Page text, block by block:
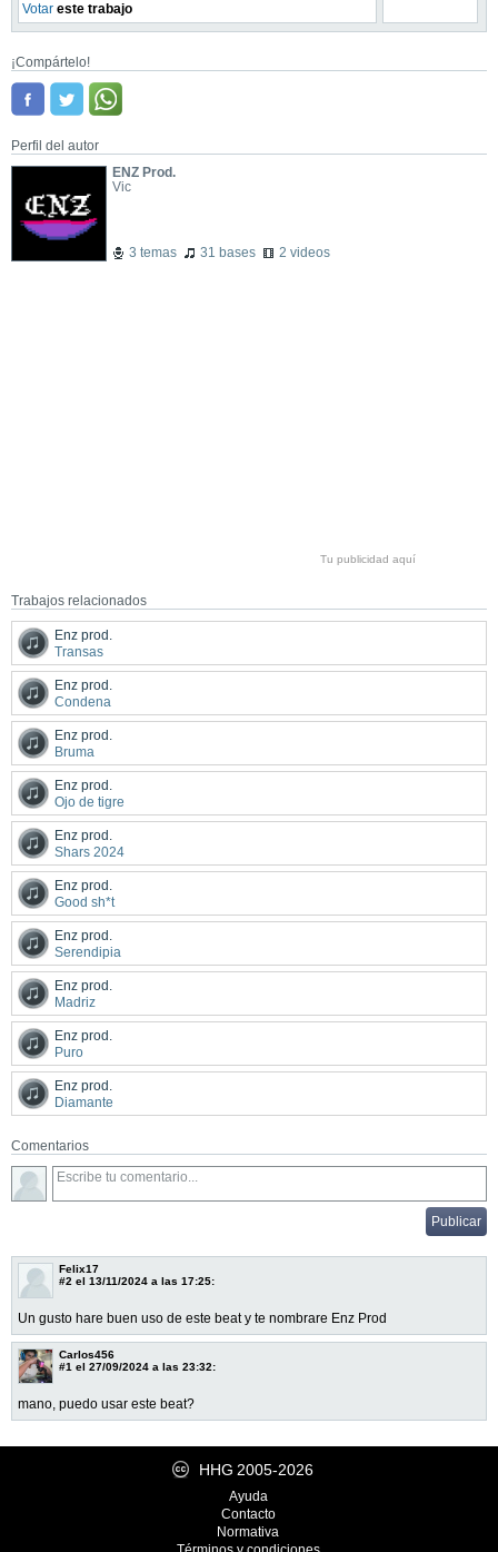
Votar este trabajo
¡Compártelo!
Perfil del autor
ENZ Prod.
Vic
3 temas 31 bases 2 videos
Tu publicidad aquí
Trabajos relacionados
Enz prod.
Transas
Enz prod.
Condena
Enz prod.
Bruma
Enz prod.
Ojo de tigre
Enz prod.
Shars 2024
Enz prod.
Good sh*t
Enz prod.
Serendipia
Enz prod.
Madriz
Enz prod.
Puro
Enz prod.
Diamante
Comentarios
Felix17
#2 el 13/11/2024 a las 17:25:
Un gusto hare buen uso de este beat y te nombrare Enz Prod
Carlos456
#1 el 27/09/2024 a las 23:32:
mano, puedo usar este beat?
HHG 2005-2026
Ayuda
Contacto
Normativa